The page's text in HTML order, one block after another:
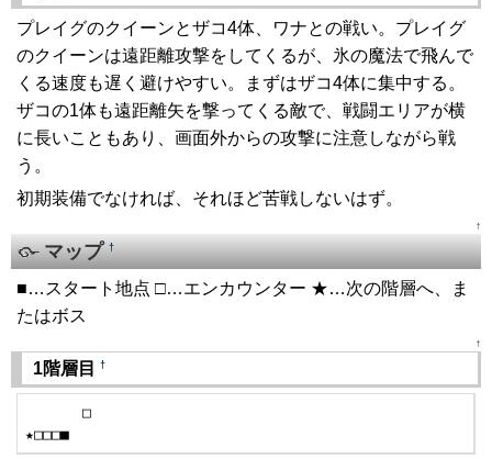
プレイグのクイーンとザコ4体、ワナとの戦い。プレイグ
のクイーンは遠距離攻撃をしてくるが、氷の魔法で飛んで
くる速度も遅く避けやすい。まずはザコ4体に集中する。
ザコの1体も遠距離矢を撃ってくる敵で、戦闘エリアが横
に長いこともあり、画面外からの攻撃に注意しながら戦
う。
初期装備でなければ、それほど苦戦しないはず。
↑
マップ†
■…スタート地点 □…エンカウンター ★…次の階層へ、ま
たはボス
↑
1階層目 †
□
★□□□■